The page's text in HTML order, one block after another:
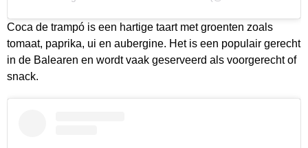
Coca de trampó is een hartige taart met groenten zoals
tomaat, paprika, ui en aubergine. Het is een populair gerecht
in de Balearen en wordt vaak geserveerd als voorgerecht of
snack.